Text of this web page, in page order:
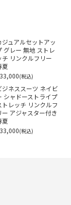
ジュアルセットアッ
グレー 無地 ストレ
チ リンクルフリー
夏
(税込)
ジネススーツ ネイビ
シャドーストライプ
トレッチ リンクルフ
ー アジャスター付き
夏
(税込)